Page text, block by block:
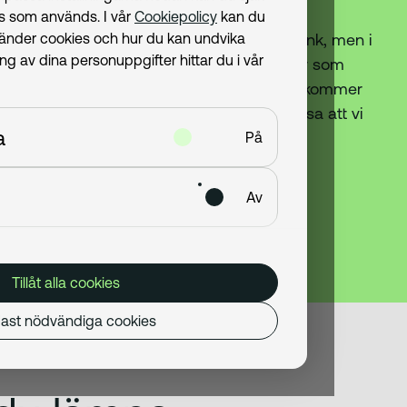
Volvofinans Bank? Idag heter vi Ziklo Bank, men i
förut. Vi erbjuder samma trygga tjänster som
kanaler som du är van vid. ”Ziklo” kommer
Vi har valt det namnet för att visa att vi
framåt.
som används. I vår Cookiepolicy kan du
cookies och hur du kan undvika
av dina personuppgifter hittar du i vår
På
Av
Tillåt alla cookies
nödvändiga cookies